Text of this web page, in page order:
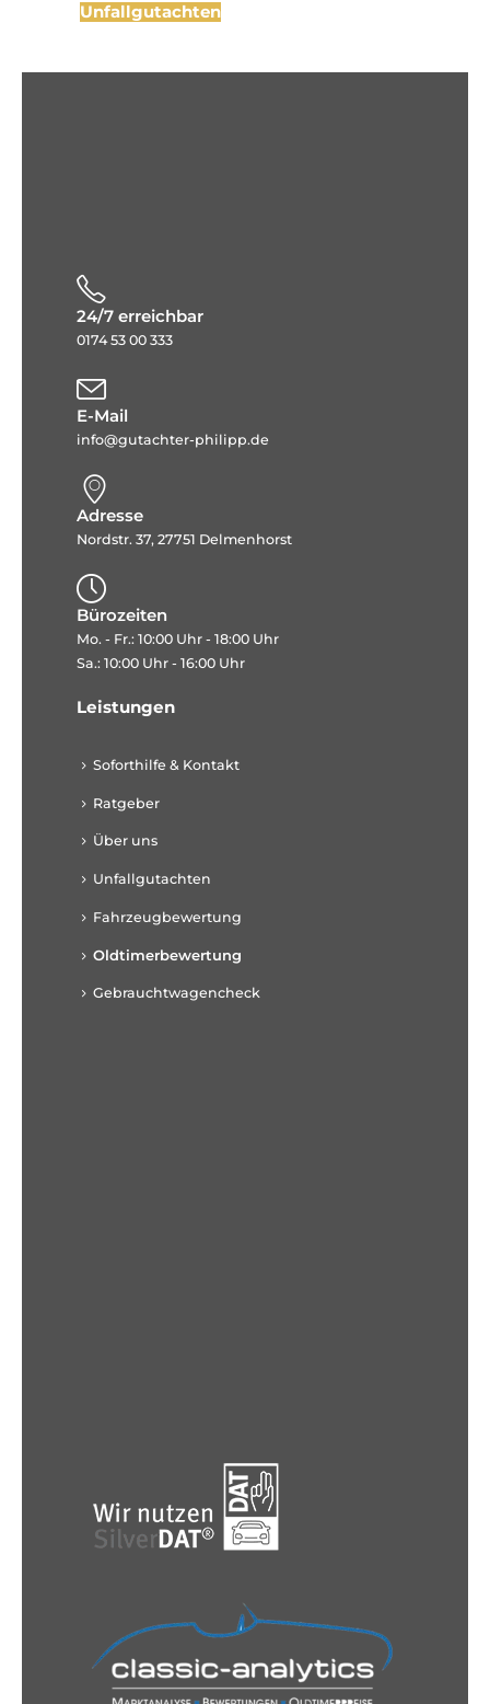
Unfallgutachten
24/7 erreichbar
0174 53 00 333
E-Mail
info@gutachter-philipp.de
Adresse
Nordstr. 37, 27751 Delmenhorst
Bürozeiten
Mo. - Fr.: 10:00 Uhr - 18:00 Uhr
Sa.: 10:00 Uhr - 16:00 Uhr
Leistungen
Soforthilfe & Kontakt
Ratgeber
Über uns
Unfallgutachten
Fahrzeugbewertung
Oldtimerbewertung
Gebrauchtwagencheck